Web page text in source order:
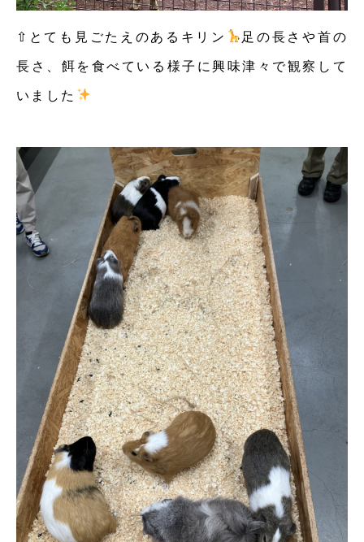
⇧とても見ごたえのあるキリン 足の長さや首の
長さ、餌を食べている様子に興味津々で観察して
いました